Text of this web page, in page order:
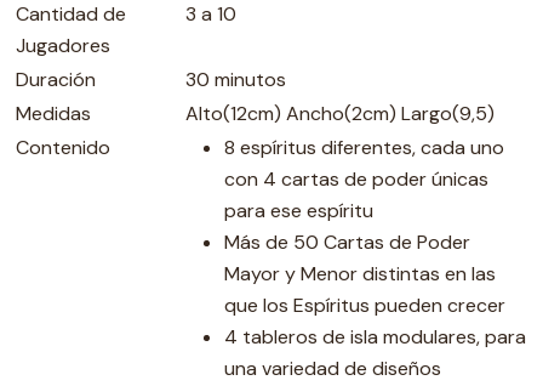
Cantidad de
Jugadores
3 a 10
Duración
30 minutos
Medidas
Alto(12cm) Ancho(2cm) Largo(9,5)
Contenido
8 espíritus diferentes, cada uno
con 4 cartas de poder únicas
para ese espíritu
Más de 50 Cartas de Poder
Mayor y Menor distintas en las
que los Espíritus pueden crecer
4 tableros de isla modulares, para
una variedad de diseños